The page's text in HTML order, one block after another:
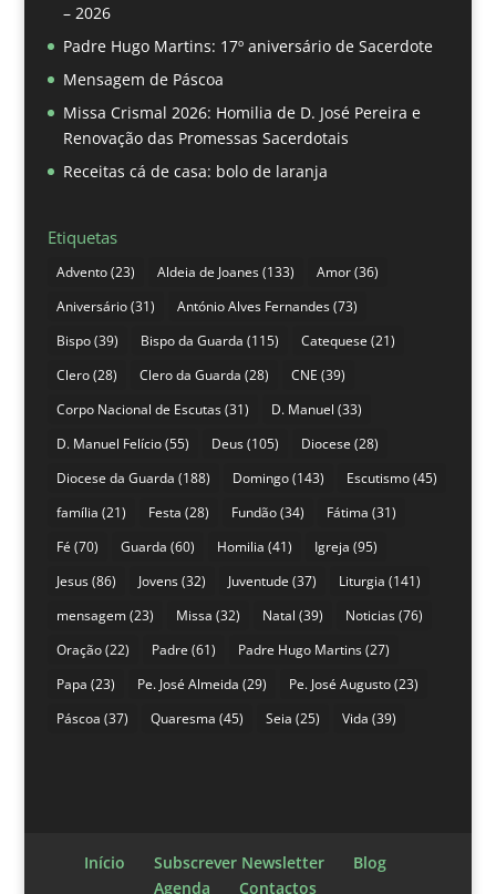
– 2026
Padre Hugo Martins: 17º aniversário de Sacerdote
Mensagem de Páscoa
Missa Crismal 2026: Homilia de D. José Pereira e
Renovação das Promessas Sacerdotais
Receitas cá de casa: bolo de laranja
Etiquetas
Advento(23) Aldeia de Joanes(133) Amor(36)
Aniversário(31) António Alves Fernandes(73)
Bispo(39) Bispo da Guarda (115) Catequese (21)
Clero(28) Clero da Guarda (28) CNE (39)
Corpo Nacional de Escutas(31) D. Manuel (33)
D. Manuel Felício(55) Deus(105) Diocese (28)
Diocese da Guarda (188) Domingo(143) Escutismo(45)
família (21) Festa (28) Fundão(34) Fátima (31)
Fé (70) Guarda (60) Homilia (41) Igreja (95)
Jesus(86) Jovens(32) Juventude (37) Liturgia (141)
mensagem(23) Missa (32) Natal (39) Noticias(76)
Oração(22) Padre (61) Padre Hugo Martins(27)
Papa (23) Pe. José Almeida (29) Pe. José Augusto(23)
Páscoa (37) Quaresma (45) Seia (25) Vida (39)
Início Subscrever Newsletter
Blog
Agenda
Contactos